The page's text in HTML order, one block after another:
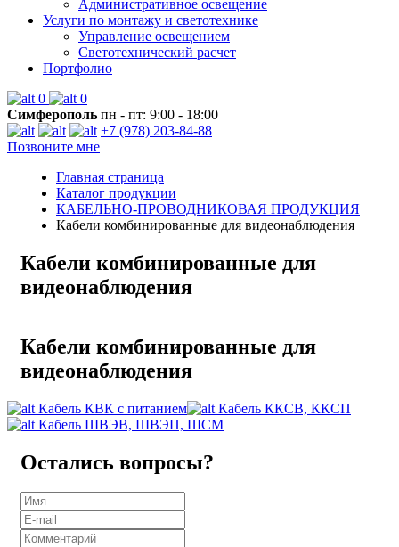
Административное освещение
Услуги по монтажу и светотехнике
Управление освещением
Светотехнический расчет
Портфолио
0
0
Симферополь пн - пт: 9:00 - 18:00
+7 (978) 203-84-88
Позвоните мне
Главная страница
Каталог продукции
КАБЕЛЬНО-ПРОВОДНИКОВАЯ ПРОДУКЦИЯ
Кабели комбинированные для видеонаблюдения
Кабели комбинированные для
видеонаблюдения
Кабели комбинированные для
видеонаблюдения
Кабель КВК с питанием
Кабель ККСВ, ККСП
Кабель ШВЭВ, ШВЭП, ШСМ
Остались вопросы?